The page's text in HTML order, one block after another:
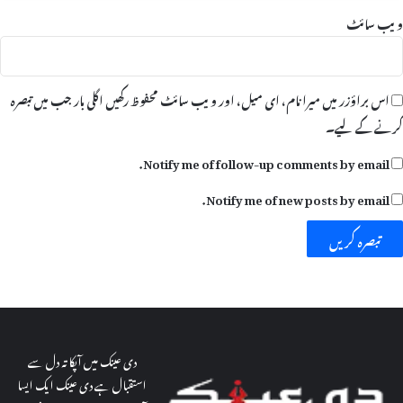
ہ
و
ویب‌ سائٹ
اس براؤزر میں میرا نام، ای میل، اور ویب سائٹ محفوظ رکھیں اگلی بار جب میں تبصرہ
کرنے کےلیے۔
Notify me of follow-up comments by email.
Notify me of new posts by email.
دی عینک میں آپکا تہ دل سے
استقبال ہے دی عینک ایک ایسا